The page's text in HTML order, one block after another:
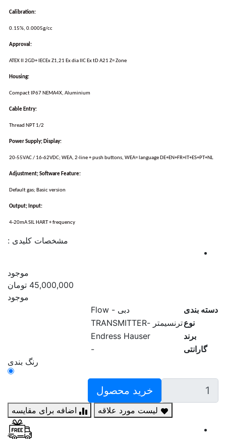
Calibration:
0.15%, 0.0005g/cc
Approval:
ATEX II 2GD+ IECEx Z1,21 Ex dia IIC Ex tD A21 Z= Zone
Housing:
Compact IP67 NEMA4X, Aluminium
Cable Entry:
Thread NPT 1/2
Power Supply; Display:
20-55VAC / 16-62VDC; WEA, 2-line + push buttons, WEA= language DE+EN+FR+IT+ES+PT+NL
Adjustment; Software Feature:
Default gas; Basic version
Output; Input:
4-20mA SIL HART + frequency
مشخصات کلیدی :
موجود
45,000,000 تومان
موجود
دسته بندی
دبی - Flow
نوعترنسیمتر -TRANSMITTER
برند
Endress Hauser
گارانتی
-
رنگ بندی
خرید محصول
لیست مورد علاقه اضافه برای مقایسه